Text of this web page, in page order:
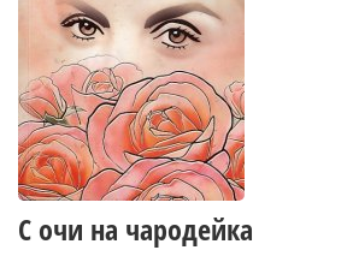
С очи на чародейка